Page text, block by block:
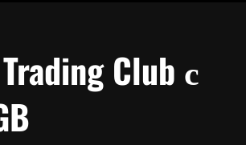
Club с